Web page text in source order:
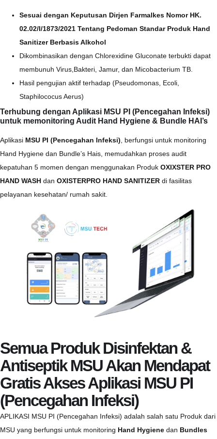
Sesuai dengan Keputusan Dirjen Farmalkes Nomor HK.
02.02/I/1873/2021 Tentang Pedoman Standar Produk Hand
Sanitizer Berbasis Alkohol
Dikombinasikan dengan Chlorexidine Gluconate terbukti dapat
membunuh Virus,Bakteri, Jamur, dan Micobacterium TB.
Hasil pengujian aktif terhadap (Pseudomonas, Ecoli,
Staphilococus Aerus)
Terhubung dengan Aplikasi MSU PI (Pencegahan Infeksi)
untuk memonitoring Audit Hand Hygiene & Bundle HAI’s
Aplikasi MSU PI (Pencegahan Infeksi) , berfungsi untuk monitoring
Hand Hygiene dan Bundle’s Hais, memudahkan proses audit
kepatuhan 5 momen dengan menggunakan Produk OXIXSTER PRO
HAND WASH dan OXISTERPRO HAND SANITIZER di fasilitas
pelayanan kesehatan/ rumah sakit.
Semua Produk Disinfektan &
Antiseptik MSU Akan Mendapat
Gratis Akses Aplikasi MSU PI
(Pencegahan Infeksi)
APLIKASI MSU PI (Pencegahan Infeksi) adalah salah satu Produk dari
MSU yang berfungsi untuk monitoring Hand Hygiene dan Bundles